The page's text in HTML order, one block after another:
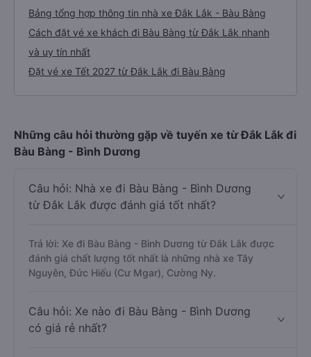
Bảng tổng hợp thông tin nhà xe Đắk Lắk - Bàu Bàng
Cách đặt vé xe khách đi Bàu Bàng từ Đắk Lắk nhanh
và uy tín nhất
Đặt vé xe Tết 2027 từ Đắk Lắk đi Bàu Bàng
Những câu hỏi thường gặp về tuyến xe từ Đắk Lắk đi
Bàu Bàng - Bình Dương
Câu hỏi: Nhà xe đi Bàu Bàng - Bình Dương
từ Đắk Lắk được đánh giá tốt nhất?
Trả lời: Xe đi Bàu Bàng - Bình Dương từ Đắk Lắk được
đánh giá chất lượng tốt nhất là những nhà xe Tây
Nguyên, Đức Hiếu (Cư Mgar), Cường Ny.
Câu hỏi: Xe nào đi Bàu Bàng - Bình Dương
có giá rẻ nhất?